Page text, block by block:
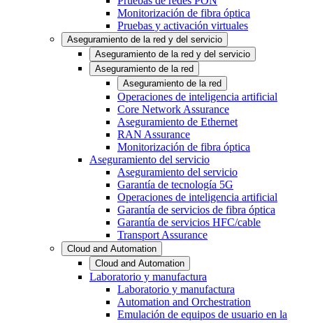
Monitorización de fibra óptica
Pruebas y activación virtuales
Aseguramiento de la red y del servicio
Aseguramiento de la red y del servicio
Aseguramiento de la red
Aseguramiento de la red
Operaciones de inteligencia artificial
Core Network Assurance
Aseguramiento de Ethernet
RAN Assurance
Monitorización de fibra óptica
Aseguramiento del servicio
Aseguramiento del servicio
Garantía de tecnología 5G
Operaciones de inteligencia artificial
Garantía de servicios de fibra óptica
Garantía de servicios HFC/cable
Transport Assurance
Cloud and Automation
Cloud and Automation
Laboratorio y manufactura
Laboratorio y manufactura
Automation and Orchestration
Emulación de equipos de usuario en la